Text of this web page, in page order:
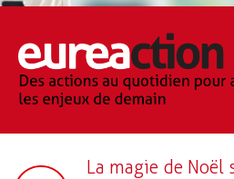
La magie de Noël